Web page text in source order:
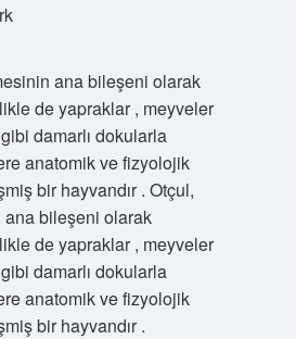
ana bileşeni olarak
de yapraklar , meyveler
damarlı dokularla
anatomik ve fizyolojik
bir hayvandır . Otçul,
bileşeni olarak
de yapraklar , meyveler
damarlı dokularla
anatomik ve fizyolojik
bir hayvandır .